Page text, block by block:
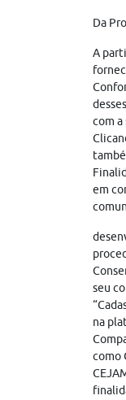
Da
A
com a
em
seu
na
como